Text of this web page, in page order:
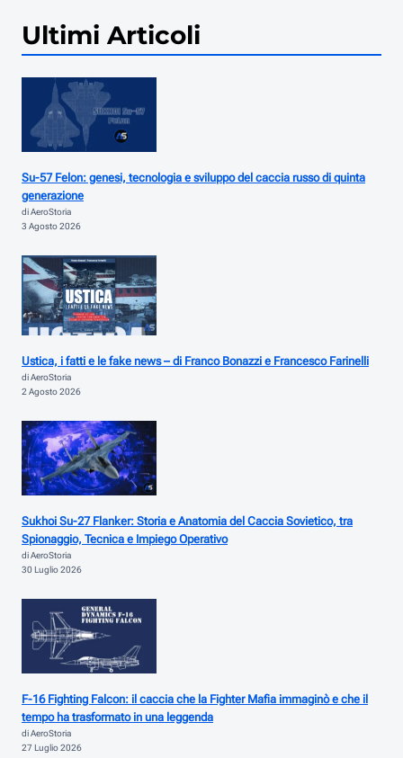
Ultimi Articoli
Su-57 Felon: genesi, tecnologia e sviluppo del caccia russo di quinta
generazione
di AeroStoria
3 Agosto 2026
Ustica, i fatti e le fake news – di Franco Bonazzi e Francesco Farinelli
di AeroStoria
2 Agosto 2026
Sukhoi Su-27 Flanker: Storia e Anatomia del Caccia Sovietico, tra
Spionaggio, Tecnica e Impiego Operativo
di AeroStoria
30 Luglio 2026
F-16 Fighting Falcon: il caccia che la Fighter Mafia immaginò e che il
tempo ha trasformato in una leggenda
di AeroStoria
27 Luglio 2026